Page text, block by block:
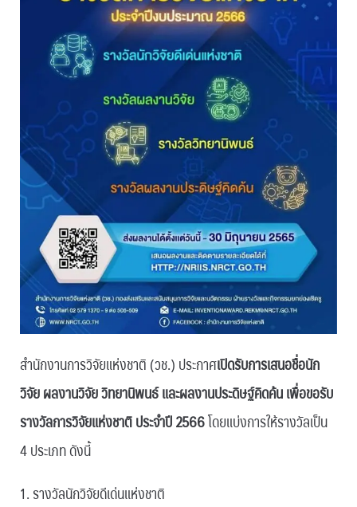
สำนักงานการวิจัยแห่งชาติ (วช.) ประกาศเปิดรับการเสนอชื่อนัก
วิจัย ผลงานวิจัย วิทยานิพนธ์ และผลงานประดิษฐ์คิดค้น เพื่อขอรับ
รางวัลการวิจัยแห่งชาติประจำปี 2566โดยแบ่งการให้รางวัลเป็น
4 ประเภท ดังนี้
1. รางวัลนักวิจัยดีเด่นแห่งชาติ